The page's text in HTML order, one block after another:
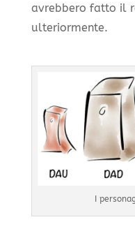
avrebbero fatto il
ulteriormente.
I